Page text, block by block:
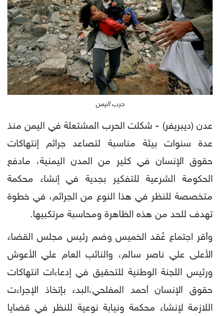
حرب اليمن
عدن (ديبريفر) - شكلت الحرب المشتعلة في اليمن منذ
عدة سنوات بيئة مناسبة لتصاعد جرائم إنتهاكات
حقوق الإنسان في كثير من المدن اليمنية، مادفع
الحكومة الشرعية للتفكير بجدية في إنشاء محكمة
متخصصة للنظر في هذا النوع من الجرائم، في خطوة
تهدف للحد من هذه الظاهرة ومحاسبة مرتكبيها.
وأقر اجتماع عُقد الخميس وضم رئيس مجلس القضاء
الأعلى علي ناصر سالم، والنائب العام علي الأعوش
ورئيس اللجنة الوطنية للتحقيق في إدعاءات انتهاكات
حقوق الإنسان أحمد المفلحي،البدء بإتخاذ الإجراءت
اللازمة لإنشاء محكمة ونيابة نوعية للنظر في قضايا